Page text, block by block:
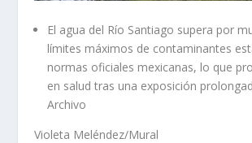
El agua del Río Santiago supera por
límites máximos de contaminantes
normas oficiales mexicanas, lo que
en salud tras una exposición
Archivo
Violeta Meléndez/Mural